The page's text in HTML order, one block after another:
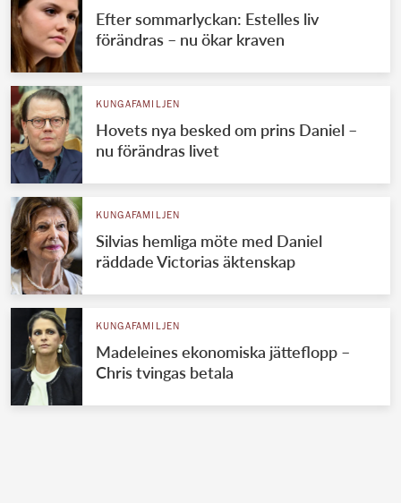
Efter sommarlyckan: Estelles liv
förändras – nu ökar kraven
KUNGAFAMILJEN
Hovets nya besked om prins Daniel –
nu förändras livet
KUNGAFAMILJEN
Silvias hemliga möte med Daniel
räddade Victorias äktenskap
KUNGAFAMILJEN
Madeleines ekonomiska jätteflopp –
Chris tvingas betala